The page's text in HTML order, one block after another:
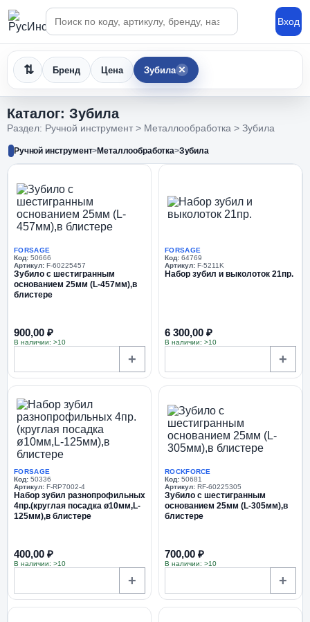
Поиск по каталогу
Вход
Бренд Цена Зубила ×
Каталог: Зубила
Раздел: Ручной инструмент > Металлообработка > Зубила
Ручной инструмент>Металлообработка>Зубила
FORSAGE
Код: 50666
Артикул: F-60225457
Зубило с шестигранным
основанием 25мм (L-457мм),в
блистере
900,00 ₽
В наличии: >10
+
FORSAGE
Код: 64769
Артикул: F-5211K
Набор зубил и выколоток 21пр.
6 300,00 ₽
В наличии: >10
+
FORSAGE
Код: 50336
Артикул: F-RP7002-4
Набор зубил разнопрофильных
4пр.(круглая посадка ø10мм,L-
125мм),в блистере
400,00 ₽
В наличии: >10
+
ROCKFORCE
Код: 50681
Артикул: RF-60225305
Зубило с шестигранным
основанием 25мм (L-305мм),в
блистере
700,00 ₽
В наличии: >10
+